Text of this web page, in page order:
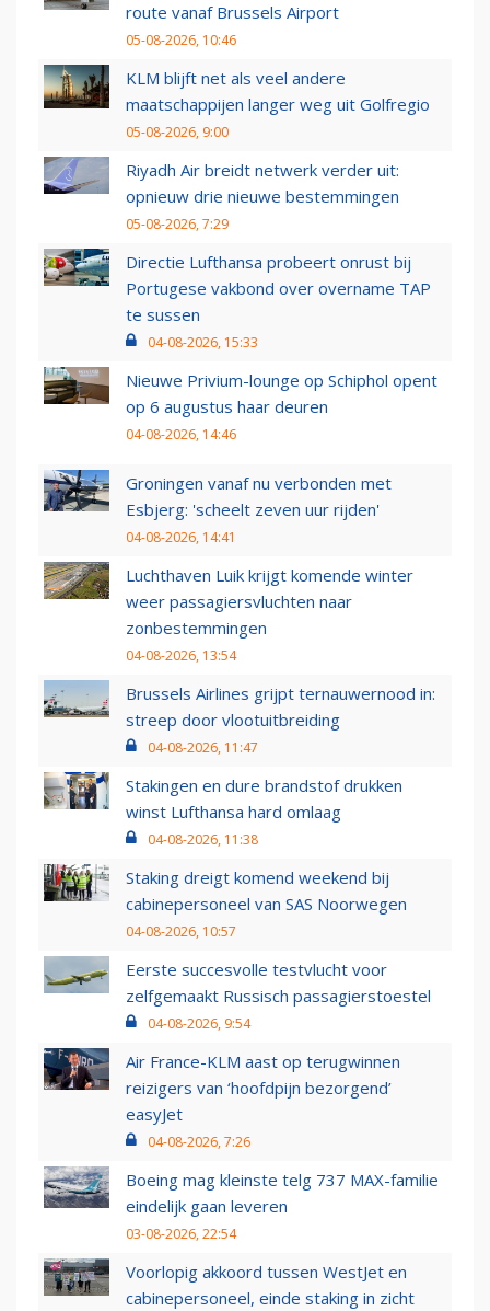
route vanaf Brussels Airport
05-08-2026, 10:46
KLM blijft net als veel andere
maatschappijen langer weg uit Golfregio
05-08-2026, 9:00
Riyadh Air breidt netwerk verder uit:
opnieuw drie nieuwe bestemmingen
05-08-2026, 7:29
Directie Lufthansa probeert onrust bij
Portugese vakbond over overname TAP
te sussen
04-08-2026, 15:33
Nieuwe Privium-lounge op Schiphol opent
op 6 augustus haar deuren
04-08-2026, 14:46
Groningen vanaf nu verbonden met
Esbjerg: 'scheelt zeven uur rijden'
04-08-2026, 14:41
Luchthaven Luik krijgt komende winter
weer passagiersvluchten naar
zonbestemmingen
04-08-2026, 13:54
Brussels Airlines grijpt ternauwernood in:
streep door vlootuitbreiding
04-08-2026, 11:47
Stakingen en dure brandstof drukken
winst Lufthansa hard omlaag
04-08-2026, 11:38
Staking dreigt komend weekend bij
cabinepersoneel van SAS Noorwegen
04-08-2026, 10:57
Eerste succesvolle testvlucht voor
zelfgemaakt Russisch passagierstoestel
04-08-2026, 9:54
Air France-KLM aast op terugwinnen
reizigers van ‘hoofdpijn bezorgend’
easyJet
04-08-2026, 7:26
Boeing mag kleinste telg 737 MAX-familie
eindelijk gaan leveren
03-08-2026, 22:54
Voorlopig akkoord tussen WestJet en
cabinepersoneel, einde staking in zicht